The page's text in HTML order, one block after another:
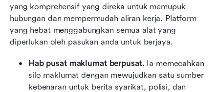
yang komprehensif yang direka untuk memupuk
hubungan dan mempermudah aliran kerja. Platform
yang hebat menggabungkan semua alat yang
diperlukan oleh pasukan anda untuk berjaya.
Hab pusat maklumat berpusat. Ia memecahkan
silo maklumat dengan mewujudkan satu sumber
kebenaran untuk berita syarikat, polisi, dan